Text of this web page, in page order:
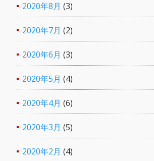
2020年8月 (3)
2020年7月 (2)
2020年6月 (3)
2020年5月 (4)
2020年4月 (6)
2020年3月 (5)
2020年2月 (4)